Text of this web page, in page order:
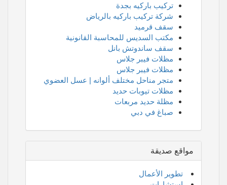
تركيب باركيه بجدة
شركة تركيب باركيه بالرياض
سقف قرميد
مكتب السديس للمحاسبة القانونية
سقف ساندوتش بانل
مظلات فيبر جلاس
مظلات فيبر جلاس
متجر مناحل مختلف ألوانه | عسل العضوي
مظلات تيوبات حديد
مظلة حديد مربعات
صباغ في دبي
مواقع صديقة
تطوير الأعمال